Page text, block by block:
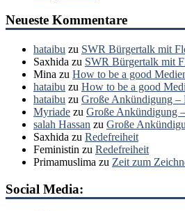
Neueste Kommentare
hataibu zu SWR Bürgertalk mit
Saxhida zu SWR Bürgertalk mit
Mina zu How to be a good
hataibu zu How to be a good
hataibu zu Große Ankündigung –
Myriade zu Große Ankündigung
salah Hassan zu Große
Saxhida zu Redefreiheit
Feministin zu Redefreiheit
Primamuslima zu Zeit zum
Social Media: